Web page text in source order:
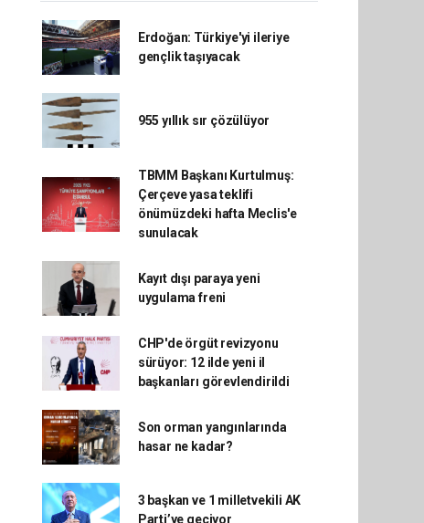
Erdoğan: Türkiye'yi ileriye
gençlik taşıyacak
955 yıllık sır çözülüyor
TBMM Başkanı Kurtulmuş:
Çerçeve yasa teklifi
önümüzdeki hafta Meclis'e
sunulacak
Kayıt dışı paraya yeni
uygulama freni
CHP'de örgüt revizyonu
sürüyor: 12 ilde yeni il
başkanları görevlendirildi
Son orman yangınlarında
hasar ne kadar?
3 başkan ve 1 milletvekili AK
Parti’ye geçiyor